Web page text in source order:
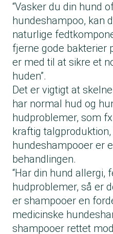
“Vasker du din hund
hundeshampoo, kan
naturlige
fjerne gode bakterier
er med til at sikre et
huden”.
Det er vigtigt at
har normal hud og
hudproblemer, som
kraftig
hundeshampooer er
behandlingen.
“Har din hund allergi,
hudproblemer, så er
er shampooer en
medicinske
shampooer rettet